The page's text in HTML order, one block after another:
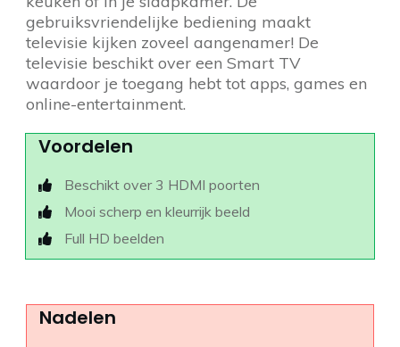
gebruiksvriendelijke bediening maakt
televisie kijken zoveel aangenamer! De
televisie beschikt over een Smart TV
waardoor je toegang hebt tot apps, games en
online-entertainment.
Voordelen
Beschikt over 3 HDMI poorten
Mooi scherp en kleurrijk beeld
Full HD beelden
Nadelen